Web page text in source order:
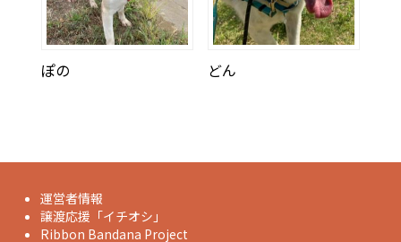
ぽの どん
運営者情報
譲渡応援「イチオシ」
Ribbon Bandana Project